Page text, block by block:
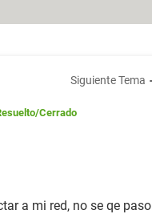
Siguiente Tema
/Cerrado
a mi red, no se qe paso